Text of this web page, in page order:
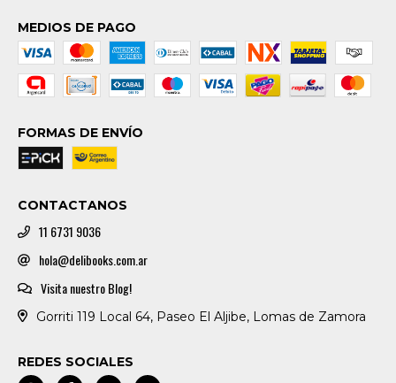
MEDIOS DE PAGO
FORMAS DE ENVÍO
CONTACTANOS
11 6731 9036
hola@delibooks.com.ar
Visita nuestro Blog!
Gorriti 119 Local 64, Paseo El Aljibe, Lomas de Zamora
REDES SOCIALES